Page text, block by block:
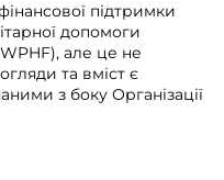
підтримки
допомоги
але це не
та вміст є
з боку Організації